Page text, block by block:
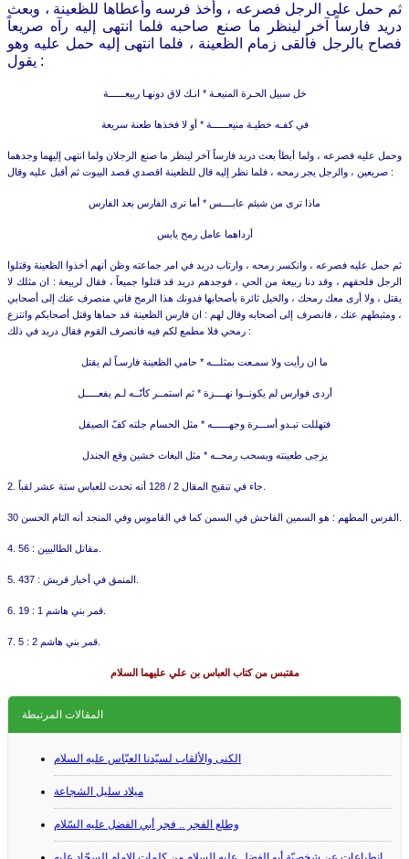
ثم حمل على الرجل فصرعه ، وأخذ فرسه وأعطاها للظعينة ، وبعث
دريد فارساً آخر لينظر ما صنع صاحبه فلما انتهى إليه رآه صريعاً
فصاح بالرجل فألقى زمام الظعينة ، فلما انتهى إليه حمل عليه وهو
يقول :
خل سبيل الحـرة المنيعـة * انـك لاق دونهـا ربيعــــــة
في كفـه خطيـة منيعــــــة *أو لا فخذها طعنة سريعة
وحمل عليه فصرعه ، ولما أبطأ بعث دريد فارساً آخر لينظر ما صنع الرجلان ولما انتهى إليهما وجدهما
صريعين ، والرجل يجر رمحه ، فلما نظر إليه قال للظعينة اقصدي قصد البيوت ثم أقبل عليه وقال :
ماذا ترى من شيئم عابــــس * أما ترى الفارس بعد الفارس
أرداهما عامل رمح يابس
ثم حمل عليه فصرعه ، وانكسر رمحه ، وارتاب دريد في امر جماعته وظن أنهم أخذوا الظعينة وقتلوا
الرجل فلحقهم ، وقد دنا ربيعة من الحي ، فوجدهم دريد قد قتلوا جميعاً ، فقال لربيعة : ان مثلك لا
يقتل ، ولا أرى معك رمحك ، والخيل ثائرة بأصحابها فدونك هذا الرمح فاني منصرف عنك إلى أصحابي
، ومثبطهم عنك ، فانصرف إلى أصحابه وقال لهم : ان فارس الظعينة قد حماها وقتل أصحابكم وانتزع
رمحي فلا مطمع لكم فيه فانصرف القوم فقال دريد في ذلك :
ما ان رأيت ولا سمـعت بمثلـــه * حامي الظعينة فارسـاً لم يقتل
أردى فوارس لم يكونــوا نهــــزة *ثم استمــر كأنّــه لـم يفعـــــل
فتهللت تبـدو أســـرة وجهــــــه * مثل الحسام جلته كفّ الصيقل
يزجى طعينته ويسحب رمحــه* مثل البغاث خشين وقع الجندل
2.
6.
7.
مقتبس من كتاب العباس بن علي عليهما السلام
المقالات المرتبطة
الكنى والألقاب لسيّدنا العبّاس عليه‌ السلام
ميلاد سليل الشجاعة
وطلع الفجر .. فجر أبي الفضل عليه السّلام